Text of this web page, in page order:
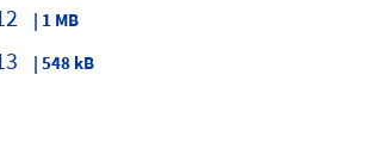
| 1 MB
| 548 kB